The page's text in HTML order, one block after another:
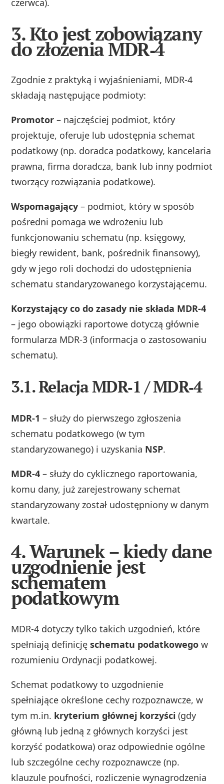
czerwca).
3. Kto jest zobowiązany
do złożenia MDR‑4
Zgodnie z praktyką i wyjaśnieniami, MDR‑4
składają następujące podmioty:
Promotor – najczęściej podmiot, który
projektuje, oferuje lub udostępnia schemat
podatkowy (np. doradca podatkowy, kancelaria
prawna, firma doradcza, bank lub inny podmiot
tworzący rozwiązania podatkowe).
Wspomagający – podmiot, który w sposób
pośredni pomaga we wdrożeniu lub
funkcjonowaniu schematu (np. księgowy,
biegły rewident, bank, pośrednik finansowy),
gdy w jego roli dochodzi do udostępnienia
schematu standaryzowanego korzystającemu.
Korzystający co do zasady nie składa MDR‑4
– jego obowiązki raportowe dotyczą głównie
formularza MDR‑3 (informacja o zastosowaniu
schematu).
3.1. Relacja MDR‑1 / MDR‑4
MDR‑1 – służy do pierwszego zgłoszenia
schematu podatkowego (w tym
standaryzowanego) i uzyskania NSP.
MDR‑4 – służy do cyklicznego raportowania,
komu dany, już zarejestrowany schemat
standaryzowany został udostępniony w danym
kwartale.
4. Warunek – kiedy dane
uzgodnienie jest
schematem
podatkowym
MDR‑4 dotyczy tylko takich uzgodnień, które
spełniają definicjęschematu podatkowego w
rozumieniu Ordynacji podatkowej.
Schemat podatkowy to uzgodnienie
spełniające określone cechy rozpoznawcze, w
tym m.in. kryterium głównej korzyści (gdy
główną lub jedną z głównych korzyści jest
korzyść podatkowa) oraz odpowiednie ogólne
lub szczególne cechy rozpoznawcze (np.
klauzule poufności, rozliczenie wynagrodzenia